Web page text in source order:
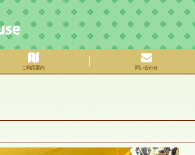
ご利用案内 問い合わせ